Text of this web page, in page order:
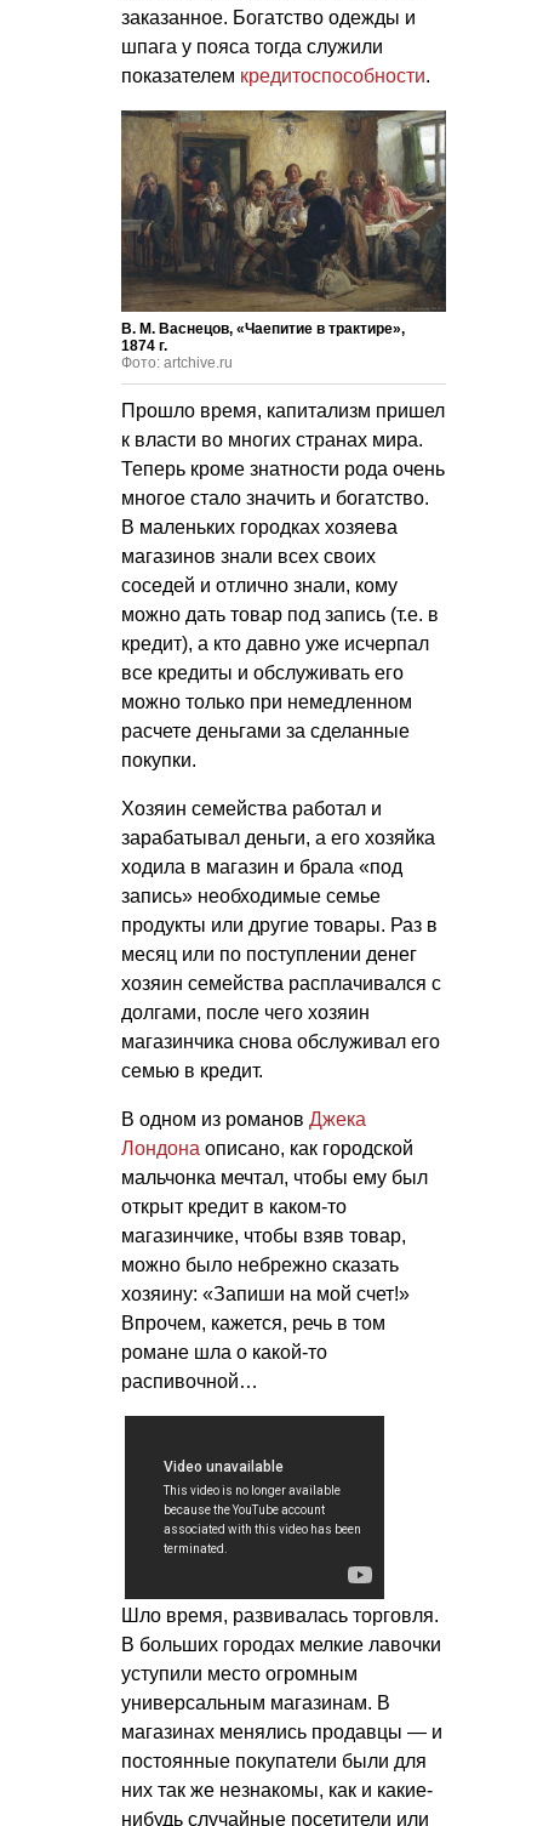
заказанное. Богатство одежды и
шпага у пояса тогда служили
показателем кредитоспособности.
В. М. Васнецов, «Чаепитие в трактире»,
1874 г.
Фото: artchive.ru
Прошло время, капитализм пришел
к власти во многих странах мира.
Теперь кроме знатности рода очень
многое стало значить и богатство.
В маленьких городках хозяева
магазинов знали всех своих
соседей и отлично знали, кому
можно дать товар под запись (т.е. в
кредит), а кто давно уже исчерпал
все кредиты и обслуживать его
можно только при немедленном
расчете деньгами за сделанные
покупки.
Хозяин семейства работал и
зарабатывал деньги, а его хозяйка
ходила в магазин и брала «под
запись» необходимые семье
продукты или другие товары. Раз в
месяц или по поступлении денег
хозяин семейства расплачивался с
долгами, после чего хозяин
магазинчика снова обслуживал его
семью в кредит.
В одном из романов Джека
Лондона описано, как городской
мальчонка мечтал, чтобы ему был
открыт кредит в каком-то
магазинчике, чтобы взяв товар,
можно было небрежно сказать
хозяину: «Запиши на мой счет!»
Впрочем, кажется, речь в том
романе шла о какой-то
распивочной…
Шло время, развивалась торговля.
В больших городах мелкие лавочки
уступили место огромным
универсальным магазинам. В
магазинах менялись продавцы — и
постоянные покупатели были для
них так же незнакомы, как и какие-
нибудь случайные посетители или